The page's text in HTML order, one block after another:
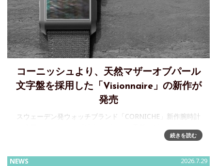
コーニッシュより、天然マザーオブパール
文字盤を採用した「Visionnaire」の新作が
発売
スウェーデン発ウォッチブランド「CORNICHE」新作腕時計
文字盤を採用した新作が登場株式会社ビヨンクールが運営す
続きを読む
NEWS 2026.7.29